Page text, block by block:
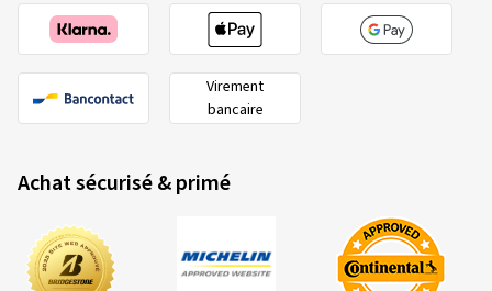
Virement
bancaire
Achat sécurisé & primé